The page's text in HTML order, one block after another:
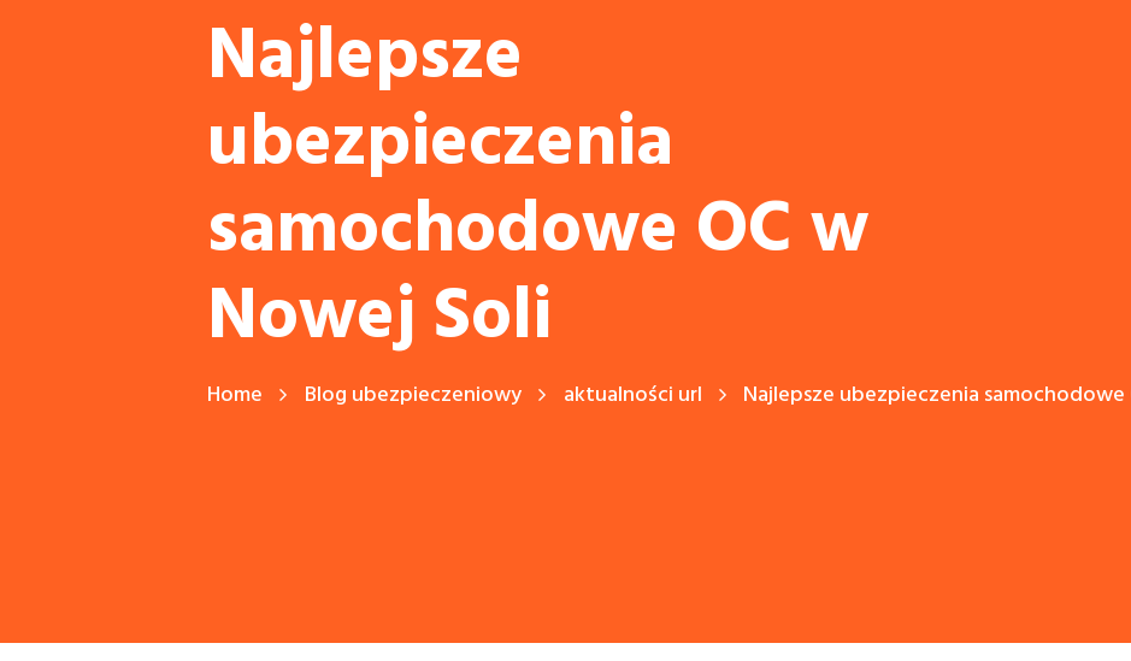
Najlepsze
ubezpieczenia
samochodowe OC w
Nowej Soli
Home Blog ubezpieczeniowy aktualności url Najlepsze ubezpieczenia samochodowe